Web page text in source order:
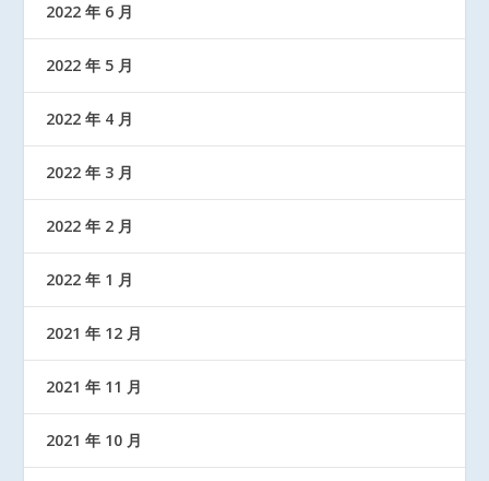
2022 年 6 月
2022 年 5 月
2022 年 4 月
2022 年 3 月
2022 年 2 月
2022 年 1 月
2021 年 12 月
2021 年 11 月
2021 年 10 月